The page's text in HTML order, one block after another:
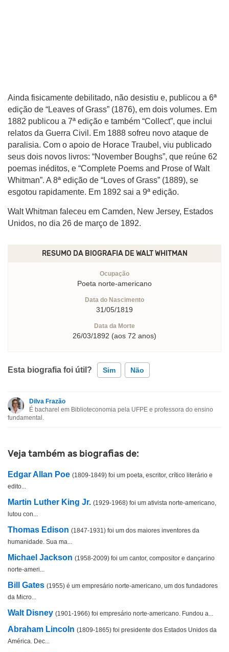
Ainda fisicamente debilitado, não desistiu e, publicou a 6ª
edição de “Leaves of Grass” (1876), em dois volumes. Em
1882 publicou a 7ª edição e também “Collect”, que inclui
relatos da Guerra Civil. Em 1888 sofreu novo ataque de
paralisia. Com o apoio de Horace Traubel, viu publicado
seus dois novos livros: “November Boughs”, que reúne 62
poemas inéditos, e “Complete Poems and Prose of Walt
Whitman”. A 8ª edição de “Loves of Grass” (1889), se
esgotou rapidamente. Em 1892 sai a 9ª edição.
Walt Whitman faleceu em Camden, New Jersey, Estados
Unidos, no dia 26 de março de 1892.
RESUMO DA BIOGRAFIA DE WALT WHITMAN
Ocupação
Poeta norte-americano
Data do Nascimento
31/05/1819
Data da Morte
26/03/1892 (aos 72 anos)
Esta biografia foi útil? Sim Não
Esta biografia contém informação incorreta
Dilva Frazão
É bacharel em Biblioteconomia pela UFPE e professora do ensino
fundamental.
Veja também as biografias de:
Edgar Allan Poe (1809-1849) foi um poeta, escritor, crítico literário e
edito...
Martin Luther King Jr. (1929-1968) foi um ativista norte-americano,
lutou con...
Thomas Edison (1847-1931) foi um dos maiores inventores da
humanidade. Sua ma...
Michael Jackson (1958-2009) foi um cantor, compositor e dançarino
norte-ameri...
Bill Gates (1955) é um empresário norte-americano, um dos fundadores
da Micro...
Walt Disney (1901-1966) foi empresário norte-americano. Fundou a...
Abraham Lincoln (1809-1865) foi presidente dos Estados Unidos da
América. Dec...